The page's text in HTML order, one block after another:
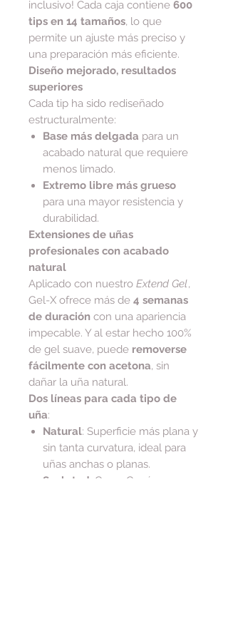
inclusivo! Cada caja contiene 600
tips en 14 tamaños, lo que
permite un ajuste más preciso y
una preparación más eficiente.
Diseño mejorado, resultados
superiores
Cada tip ha sido rediseñado
estructuralmente:
Base más delgada para un
acabado natural que requiere
menos limado.
Extremo libre más grueso
para una mayor resistencia y
durabilidad.
Extensiones de uñas
profesionales con acabado
natural
Aplicado con nuestro Extend Gel,
Gel-X ofrece más de 4 semanas
de duración con una apariencia
impecable. Y al estar hecho 100%
de gel suave, puede removerse
fácilmente con acetona, sin
dañar la uña natural.
Dos líneas para cada tipo de
uña:
Natural: Superficie más plana y
sin tanta curvatura, ideal para
uñas anchas o planas.
Sculpted : Curva C más